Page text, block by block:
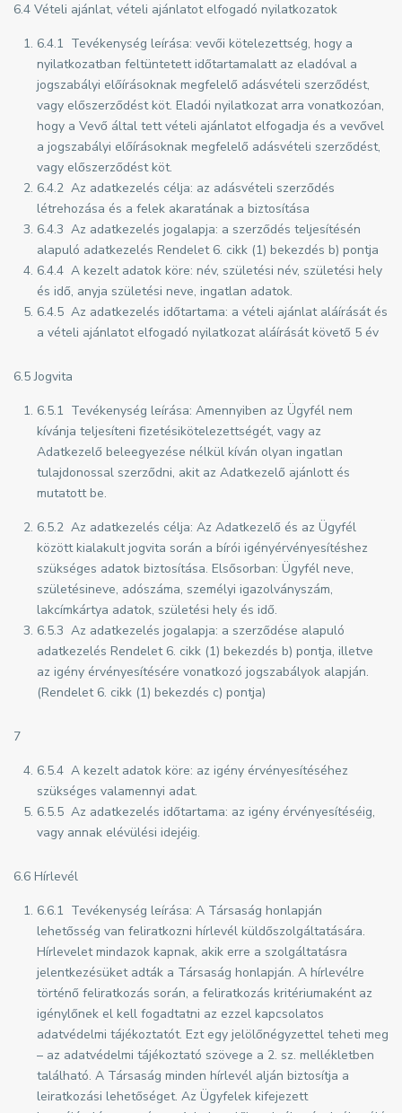
6.4 Vételi ajánlat, vételi ajánlatot elfogadó nyilatkozatok
6.4.1 Tevékenység leírása: vevői kötelezettség, hogy a
nyilatkozatban feltüntetett időtartamalatt az eladóval a
jogszabályi előírásoknak megfelelő adásvételi szerződést,
vagy előszerződést köt. Eladói nyilatkozat arra vonatkozóan,
hogy a Vevő által tett vételi ajánlatot elfogadja és a vevővel
a jogszabályi előírásoknak megfelelő adásvételi szerződést,
vagy előszerződést köt.
6.4.2 Az adatkezelés célja: az adásvételi szerződés
létrehozása és a felek akaratának a biztosítása
6.4.3 Az adatkezelés jogalapja: a szerződés teljesítésén
alapuló adatkezelés Rendelet 6. cikk (1) bekezdés b) pontja
6.4.4 A kezelt adatok köre: név, születési név, születési hely
és idő, anyja születési neve, ingatlan adatok.
6.4.5 Az adatkezelés időtartama: a vételi ajánlat aláírását és
a vételi ajánlatot elfogadó nyilatkozat aláírását követő 5 év
6.5 Jogvita
6.5.1 Tevékenység leírása: Amennyiben az Ügyfél nem
kívánja teljesíteni fizetésikötelezettségét, vagy az
Adatkezelő beleegyezése nélkül kíván olyan ingatlan
tulajdonossal szerződni, akit az Adatkezelő ajánlott és
mutatott be.
6.5.2 Az adatkezelés célja: Az Adatkezelő és az Ügyfél
között kialakult jogvita során a bírói igényérvényesítéshez
szükséges adatok biztosítása. Elsősorban: Ügyfél neve,
születésineve, adószáma, személyi igazolványszám,
lakcímkártya adatok, születési hely és idő.
6.5.3 Az adatkezelés jogalapja: a szerződése alapuló
adatkezelés Rendelet 6. cikk (1) bekezdés b) pontja, illetve
az igény érvényesítésére vonatkozó jogszabályok alapján.
(Rendelet 6. cikk (1) bekezdés c) pontja)
7
6.5.4 A kezelt adatok köre: az igény érvényesítéséhez
szükséges valamennyi adat.
6.5.5 Az adatkezelés időtartama: az igény érvényesítéséig,
vagy annak elévülési idejéig.
6.6 Hírlevél
6.6.1 Tevékenység leírása: A Társaság honlapján
lehetősség van feliratkozni hírlevél küldőszolgáltatására.
Hírlevelet mindazok kapnak, akik erre a szolgáltatásra
jelentkezésüket adták a Társaság honlapján. A hírlevélre
történő feliratkozás során, a feliratkozás kritériumaként az
igénylőnek el kell fogadtatni az ezzel kapcsolatos
adatvédelmi tájékoztatót. Ezt egy jelölőnégyzettel teheti meg
– az adatvédelmi tájékoztató szövege a 2. sz. mellékletben
található. A Társaság minden hírlevél alján biztosítja a
leiratkozási lehetőséget. Az Ügyfelek kifejezett